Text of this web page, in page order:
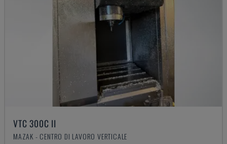
VTC 300C II
MAZAK - CENTRO DI LAVORO VERTICALE